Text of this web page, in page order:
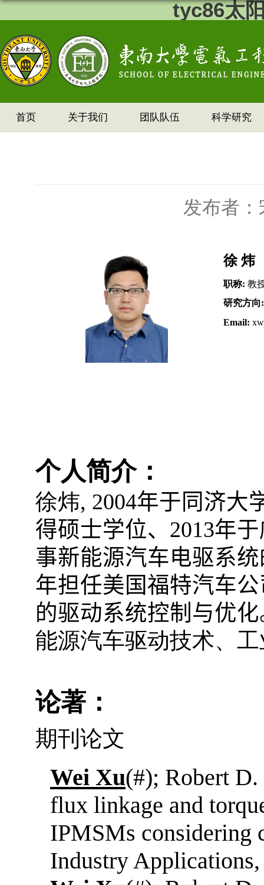
tyc86太
首页 关于我们 团队队伍 科学研究
发布者：
徐 炜
职称: 教
研究方向
Email:
个人简介：
徐炜, 2004年于同济大
得硕士学位、 2013年
事新能源汽车电驱系
年担任美国福特汽车
的驱动系统控制与优
能源汽车驱动技术、
论著：
期刊论文
Wei Xu(#); Robert
flux linkage and
IPMSMs considering
Industry